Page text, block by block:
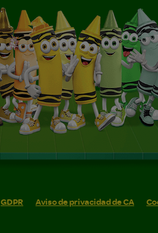
GDPR Aviso de privacidad de CA